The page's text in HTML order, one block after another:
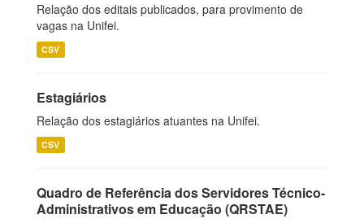
Relação dos editais publicados, para provimento de
vagas na Unifei.
CSV
Estagiários
Relação dos estagiários atuantes na Unifei.
CSV
Quadro de Referência dos Servidores Técnico-
Administrativos em Educação (QRSTAE)